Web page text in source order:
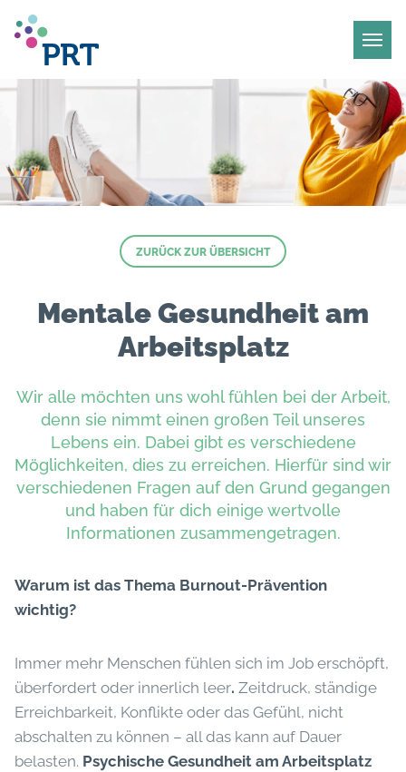
ZURÜCK ZUR ÜBERSICHT
Mentale Gesundheit am
Arbeitsplatz
Wir alle möchten uns wohl fühlen bei der Arbeit,
denn sie nimmt einen großen Teil unseres
Lebens ein. Dabei gibt es verschiedene
Möglichkeiten, dies zu erreichen. Hierfür sind wir
verschiedenen Fragen auf den Grund gegangen
und haben für dich einige wertvolle
Informationen zusammengetragen.
Warum ist das Thema Burnout-Prävention
wichtig?
Immer mehr Menschen fühlen sich im Job erschöpft,
überfordert oder innerlich leer. Zeitdruck, ständige
Erreichbarkeit, Konflikte oder das Gefühl, nicht
abschalten zu können – all das kann auf Dauer
belasten. Psychische Gesundheit am Arbeitsplatz